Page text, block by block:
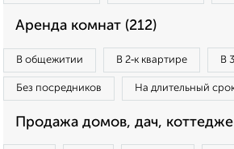
Аренда комнат (212)
В общежитии В 2‑к квартире В
Без посредников На длительный
Продажа домов, дач,